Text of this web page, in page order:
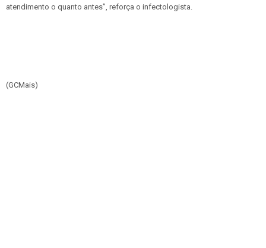
atendimento o quanto antes”, reforça o infectologista.
(GCMais)